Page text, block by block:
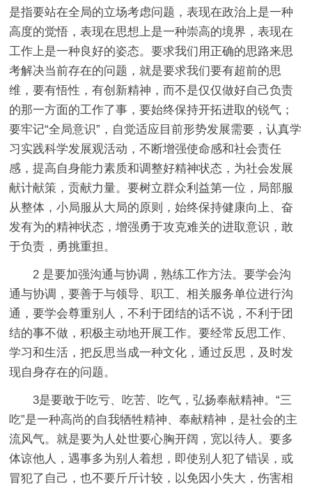
是指要站在全局的立场考虑问题，表现在政治上是一种
高度的觉悟，表现在思想上是一种崇高的境界，表现在
工作上是一种良好的姿态。要求我们用正确的思路来思
考解决当前存在的问题，就是要求我们要有超前的思
维，要有悟性，有创新精神，而不是仅仅做好自己负责
的那一方面的工作了事，要始终保持开拓进取的锐气；
要牢记“全局意识”，自觉适应目前形势发展需要，认真学
习实践科学发展观活动，不断增强使命感和社会责任
感，提高自身能力素质和调整好精神状态，为社会发展
献计献策，贡献力量。要树立群众利益第一位，局部服
从整体，小局服从大局的原则，始终保持健康向上、奋
发有为的精神状态，增强勇于攻克难关的进取意识，敢
于负责，勇挑重担。
2 是要加强沟通与协调，熟练工作方法。要学会沟
通与协调，要善于与领导、职工、相关服务单位进行沟
通，要学会尊重别人，不利于团结的话不说，不利于团
结的事不做，积极主动地开展工作。要经常反思工作、
学习和生活，把反思当成一种文化，通过反思，及时发
现自身存在的问题。
3是要敢于吃亏、吃苦、吃气，弘扬奉献精神。“三
吃”是一种高尚的自我牺牲精神、奉献精神，是社会的主
流风气。就是要为人处世要心胸开阔，宽以待人。要多
体谅他人，遇事多为别人着想，即使别人犯了错误，或
冒犯了自己，也不要斤斤计较，以免因小失大，伤害相